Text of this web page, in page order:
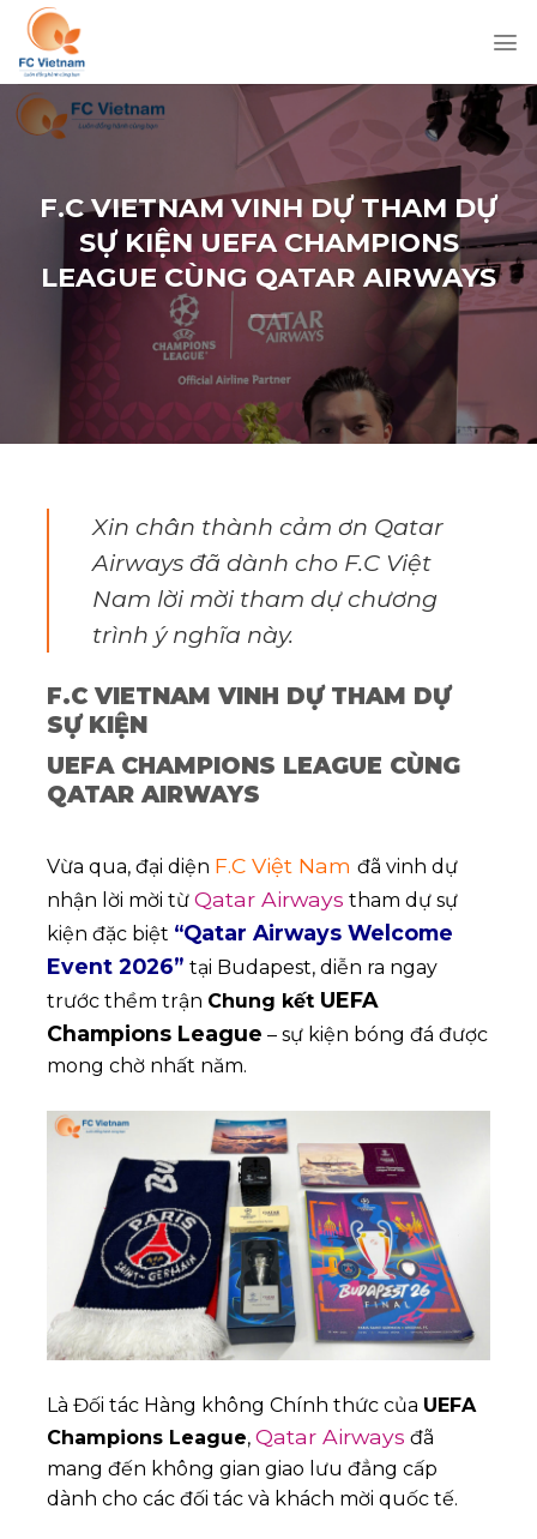
Chuyển
đến
nội
dung
F.C VIETNAM VINH DỰ THAM DỰ
SỰ KIỆN UEFA CHAMPIONS
LEAGUE CÙNG QATAR AIRWAYS
Xin chân thành cảm ơn Qatar
Airways đã dành cho F.C Việt
Nam lời mời tham dự chương
trình ý nghĩa này.
F.C VIETNAM VINH DỰ THAM DỰ
SỰ KIỆN
UEFA CHAMPIONS LEAGUE CÙNG
QATAR AIRWAYS
Vừa qua, đại diện F.C Việt Nam đã vinh dự
nhận lời mời từ Qatar Airways tham dự sự
kiện đặc biệt “Qatar Airways Welcome
Event 2026” tại Budapest, diễn ra ngay
trước thềm trận Chung kết UEFA
Champions League – sự kiện bóng đá được
mong chờ nhất năm.
Là Đối tác Hàng không Chính thức của UEFA
Champions League, Qatar Airways đã
mang đến không gian giao lưu đẳng cấp
dành cho các đối tác và khách mời quốc tế.